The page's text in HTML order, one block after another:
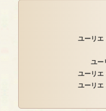
ユーリエ
ユー
ユーリエ
ユーリエ